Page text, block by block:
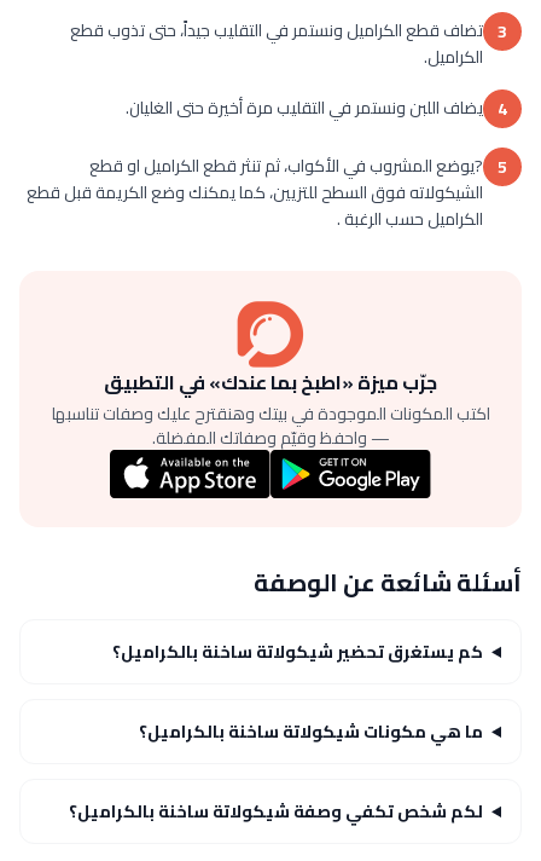
3 تضاف قطع الكراميل ونستمر في التقليب جيداً، حتى تذوب قطع
الكراميل.
4 يضاف اللبن ونستمر في التقليب مرة أخيرة حتى الغليان.
5 ?يوضع المشروب في الأكواب، ثم تنثر قطع الكراميل او قطع
الشيكولاته فوق السطح للتزيين، كما يمكنك وضع الكريمة قبل قطع
الكراميل حسب الرغبة .
جرّب ميزة «اطبخ بما عندك» في التطبيق
اكتب المكونات الموجودة في بيتك وهنقترح عليك وصفات تناسبها
— واحفظ وقيّم وصفاتك المفضلة.
أسئلة شائعة عن الوصفة
كم يستغرق تحضير شيكولاتة ساخنة بالكراميل؟
ما هي مكونات شيكولاتة ساخنة بالكراميل؟
لكم شخص تكفي وصفة شيكولاتة ساخنة بالكراميل؟